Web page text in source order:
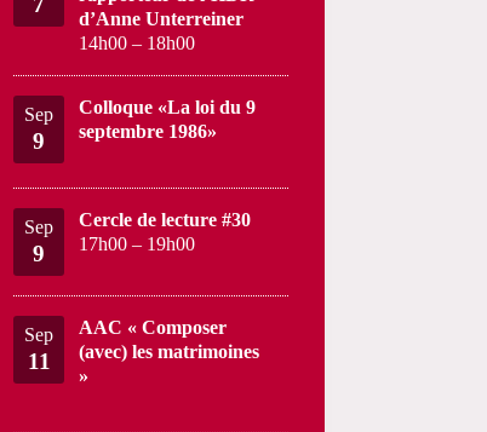
d’Anne Unterreiner
14h00 – 18h00
Sep
9
Colloque «La loi du 9
septembre 1986»
Sep
9
Cercle de lecture #30
17h00 – 19h00
Sep
11
AAC « Composer
(avec) les matrimoines
»